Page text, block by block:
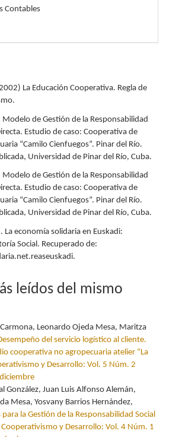
Contables
La Educación Cooperativa. Regla de
de Gestión de la Responsabilidad
Estudio de caso: Cooperativa de
“Camilo Cienfuegos”. Pinar del Río.
Universidad de Pinar del Río, Cuba.
de Gestión de la Responsabilidad
Estudio de caso: Cooperativa de
“Camilo Cienfuegos”. Pinar del Río.
Universidad de Pinar del Río, Cuba.
La economía solidaria en Euskadi:
Social. Recuperado de:
leídos del mismo
Leonardo Ojeda Mesa, Maritza
del servicio logístico al cliente.
cooperativa no agropecuaria atelier “La
y Desarrollo: Vol. 5 Núm. 2
González, Juan Luis Alfonso Alemán,
Mesa, Yosvany Barrios Hernández,
la Gestión de la Responsabilidad Social
Cooperativismo y Desarrollo: Vol. 4 Núm. 1